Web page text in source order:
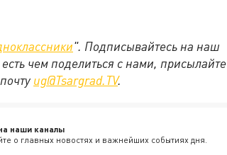
". Подписывайтесь на наш
чем поделиться с нами, присылайте
ug@Tsargrad.TV.
наши каналы
о главных новостях и важнейших событиях дня.